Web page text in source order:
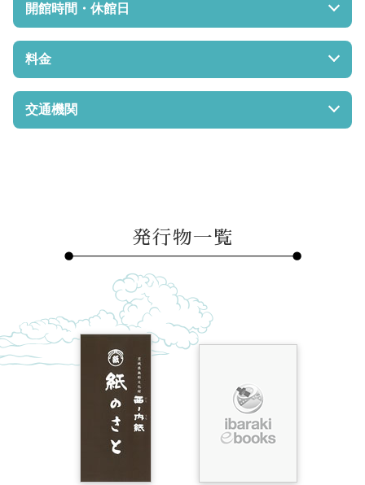
開館時間・休館日
開館時間 9:00～17:30
休館日 毎週水曜日、年末年始（12/30～1/1）
料金
見学は無料、但し要予約（漉き絵体験1300円要予約）
交通機関
発行物一覧